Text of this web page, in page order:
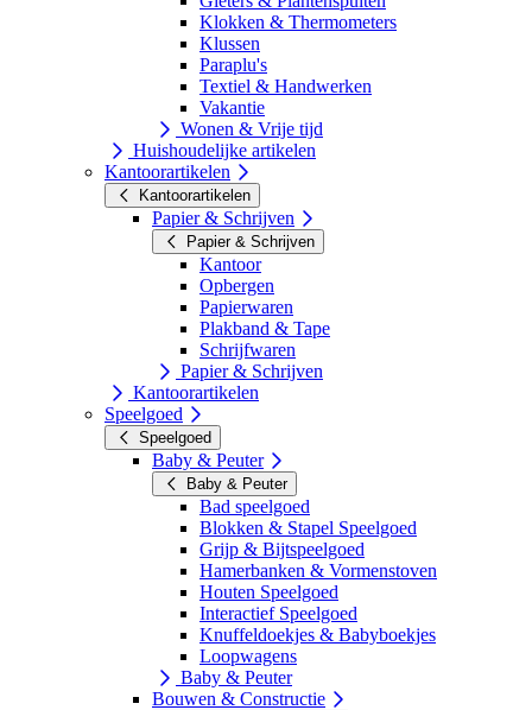
Klokken & Thermometers
Klussen
Paraplu's
Textiel & Handwerken
Vakantie
Wonen & Vrije tijd
Huishoudelijke artikelen
Kantoorartikelen
Kantoorartikelen
Papier & Schrijven
Papier & Schrijven
Kantoor
Opbergen
Papierwaren
Plakband & Tape
Schrijfwaren
Papier & Schrijven
Kantoorartikelen
Speelgoed
Speelgoed
Baby & Peuter
Baby & Peuter
Bad speelgoed
Blokken & Stapel Speelgoed
Grijp & Bijtspeelgoed
Hamerbanken & Vormenstoven
Houten Speelgoed
Interactief Speelgoed
Knuffeldoekjes & Babyboekjes
Loopwagens
Baby & Peuter
Bouwen & Constructie